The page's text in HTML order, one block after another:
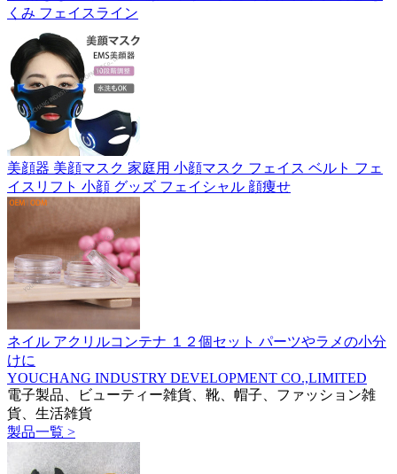
くみ フェイスライン
美顔器 美顔マスク 家庭用 小顔マスク フェイス ベルト フェ
イスリフト 小顔 グッズ フェイシャル 顔痩せ
ネイル アクリルコンテナ １２個セット パーツやラメの小分
けに
YOUCHANG INDUSTRY DEVELOPMENT CO.,LIMITED
電子製品、ビューティー雑貨、靴、帽子、ファッション雑
貨、生活雑貨
製品一覧 >